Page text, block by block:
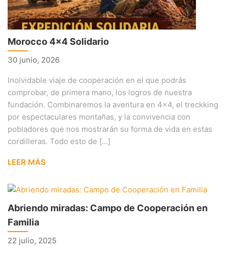
Morocco 4×4 Solidario
30 junio, 2026
Inolvidable viaje de cooperación en el que podrás
comprobar, de primera mano, los logros de nuestra
fundación. Combinaremos la aventura en 4×4, el treckking
por espectaculares montañas, y la convivencia con
pobladores que nos mostrarán su forma de vida en estas
cordilleras. Todo esto de […]
LEER MÁS
Abriendo miradas: Campo de Cooperación en
Familia
22 julio, 2025